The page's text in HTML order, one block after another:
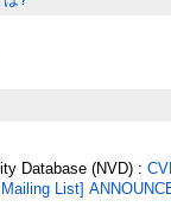
Database (NVD) :
List]